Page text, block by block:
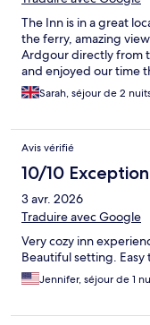
The Inn is in a great
the ferry, amazing
Ardgour directly from
and enjoyed our time
Sarah, séjour de 2
Avis vérifié
10/10
3 avr. 2026
Traduire avec Google
Very cozy inn
Beautiful setting.
Jennifer, séjour de 1